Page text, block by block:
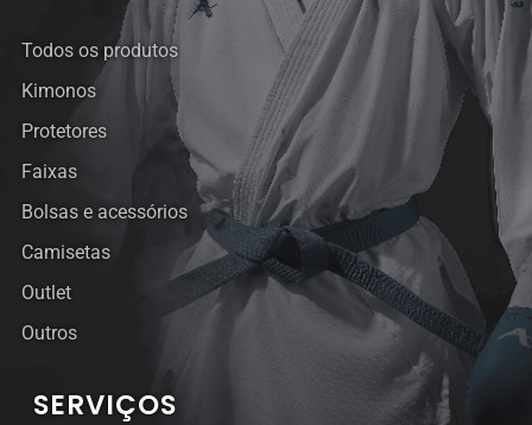
Todos os produtos
Kimonos
Protetores
Faixas
Bolsas e acessórios
Camisetas
Outlet
Outros
SERVIÇOS